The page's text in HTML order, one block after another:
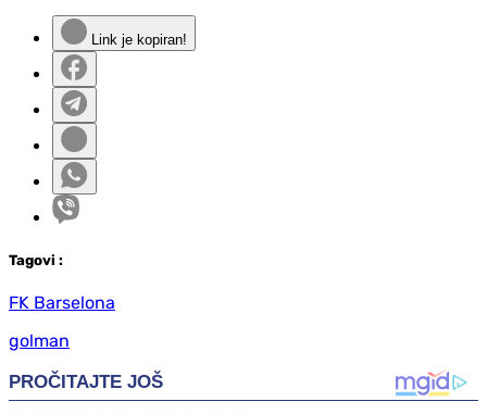
Link je kopiran!
Tagovi :
FK Barselona
golman